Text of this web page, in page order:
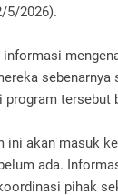
5/2026).
sebenarnya
program tersebut
ini akan masuk
ada.
pihak